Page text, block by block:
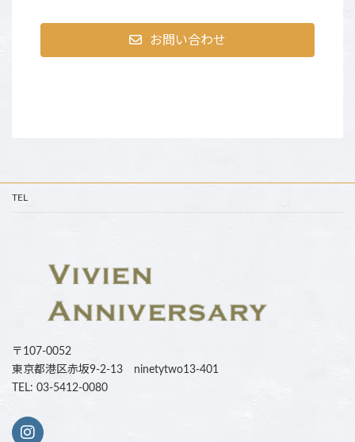
お問い合わせ
TEL
〒107-0052
東京都港区赤坂9-2-13 ninetytwo13-401
TEL: 03-5412-0080